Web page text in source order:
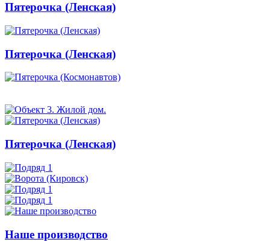
Пятерочка (Ленская)
Пятерочка (Ленская)
Пятерочка (Ленская)
Наше производство